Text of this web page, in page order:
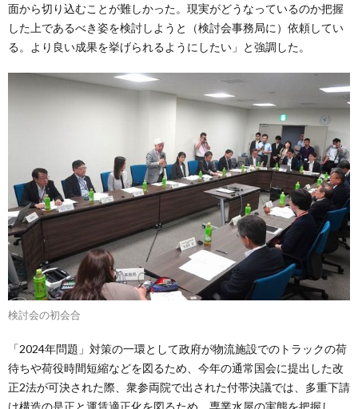
面から切り込むことが難しかった。現実がどうなっているのか把握
した上であるべき姿を検討しようと（検討会事務局に）依頼してい
る。より良い成果を挙げられるようにしたい」と強調した。
検討会の初会合
「2024年問題」対策の一環として政府が物流施設でのトラックの荷
待ちや荷役時間短縮などを図るため、今年の通常国会に提出した改
正2法が可決された際、衆参両院で出された付帯決議では、多重下請
け構造の是正と運賃適正化を図るため、専業水屋の実態を把握し、